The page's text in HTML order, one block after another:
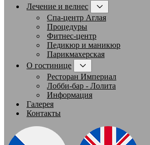
Лечение и велнес
Спа-центр Аглая
Процедуры
Фитнес-центр
Педикюр и маникюр
Парикмахерская
О гостинице
Ресторан Империал
Лобби-бар - Лолита
Информация
Галерея
Контакты